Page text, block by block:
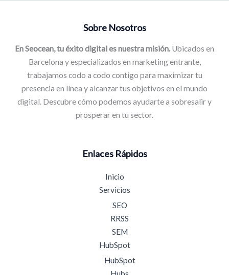
Sobre Nosotros
En Seocean, tu éxito digital es nuestra misión. Ubicados en
Barcelona y especializados en marketing entrante,
trabajamos codo a codo contigo para maximizar tu
presencia en línea y alcanzar tus objetivos en el mundo
digital. Descubre cómo podemos ayudarte a sobresalir y
prosperar en tu sector.
Enlaces Rápidos
Inicio
Servicios
SEO
RRSS
SEM
HubSpot
HubSpot